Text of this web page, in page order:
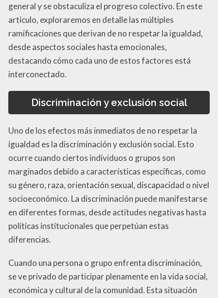
general y se obstaculiza el progreso colectivo. En este
artículo, exploraremos en detalle las múltiples
ramificaciones que derivan de no respetar la igualdad,
desde aspectos sociales hasta emocionales,
destacando cómo cada uno de estos factores está
interconectado.
Discriminación y exclusión social
Uno de los efectos más inmediatos de no respetar la
igualdad es la discriminación y exclusión social. Esto
ocurre cuando ciertos individuos o grupos son
marginados debido a características específicas, como
su género, raza, orientación sexual, discapacidad o nivel
socioeconómico. La discriminación puede manifestarse
en diferentes formas, desde actitudes negativas hasta
políticas institucionales que perpetúan estas
diferencias.
Cuando una persona o grupo enfrenta discriminación,
se ve privado de participar plenamente en la vida social,
económica y cultural de la comunidad. Esta situación